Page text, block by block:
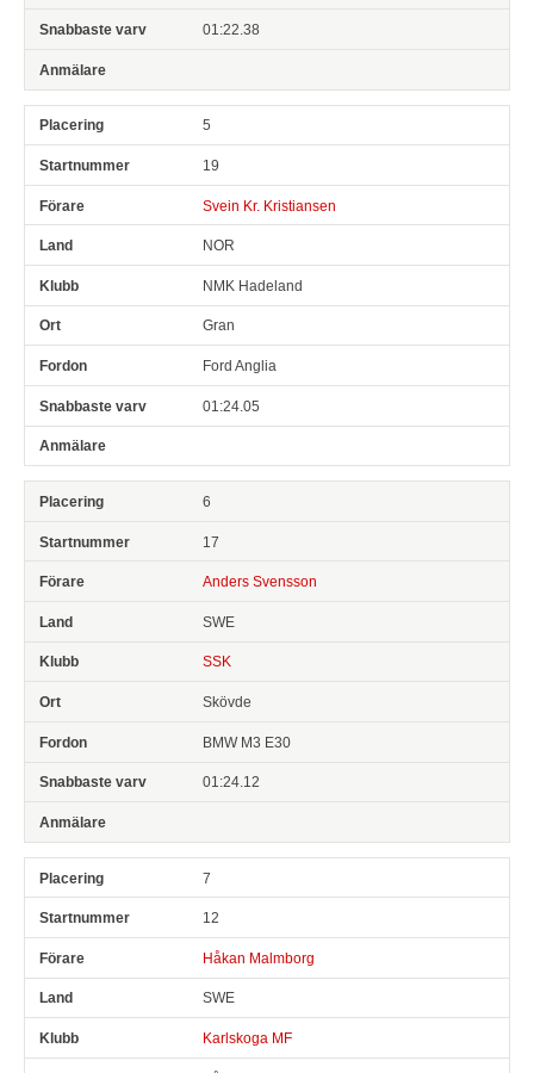
01:22.38
5
19
Svein Kr. Kristiansen
NOR
NMK Hadeland
Gran
Ford Anglia
01:24.05
6
17
Anders Svensson
SWE
SSK
Skövde
BMW M3 E30
01:24.12
7
12
Håkan Malmborg
SWE
Karlskoga MF